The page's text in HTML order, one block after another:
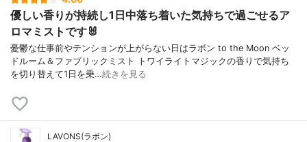
優しい香りが持続し1日中落ち着いた気持ちで過ごせるア
ロマミストです🐰
憂鬱な仕事前やテンションが上がらない日はラボン to the Moon ベッ
ドルーム＆ファブリックミスト トワイライトマジックの香りで気持ち
を切り替えて1日を乗…続きを見る
LAVONS(ラボン)